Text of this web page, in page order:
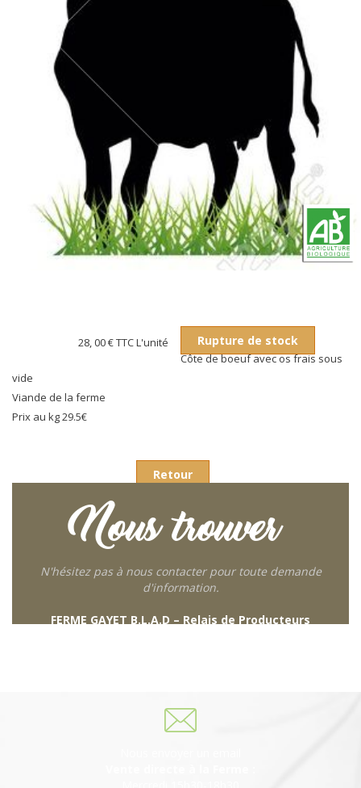
28, 00 €TTC L'unité Rupture de stock
Côte de boeuf avec os frais sous
vide
Viande de la ferme
Prix au kg 29.5€
Retour
Nous trouver
N'hésitez pas à nous contacter pour toute demande
d'information.
FERME GAYET B.L.A.D – Relais de Producteurs